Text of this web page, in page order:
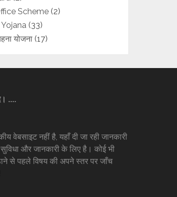
Scheme (2)
(33)
योजना (17)
....
वेबसाइट नहीं है, यहाँ दी जा रही जानकारी
और जानकारी के लिए है। कोई भी
से पहले विषय की अपने स्तर पर जाँच